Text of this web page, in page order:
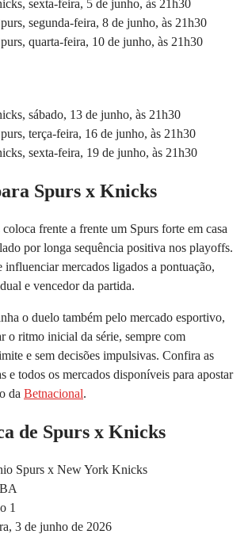
sexta-feira, 5 de junho, às 21h30
segunda-feira, 8 de junho, às 21h30
quarta-feira, 10 de junho, às 21h30
sábado, 13 de junho, às 21h30
terça-feira, 16 de junho, às 21h30
sexta-feira, 19 de junho, às 21h30
Spurs x Knicks
frente a frente um Spurs forte em casa
por longa sequência positiva nos playoffs.
influenciar mercados ligados a pontuação,
e vencedor da partida.
o duelo também pelo mercado esportivo,
o ritmo inicial da série, sempre com
e sem decisões impulsivas. Confira as
e todos os mercados disponíveis para apostar
da Betnacional.
de Spurs x Knicks
Spurs x New York Knicks
1
3 de junho de 2026